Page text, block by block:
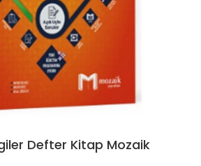
Defter Kitap Mozaik